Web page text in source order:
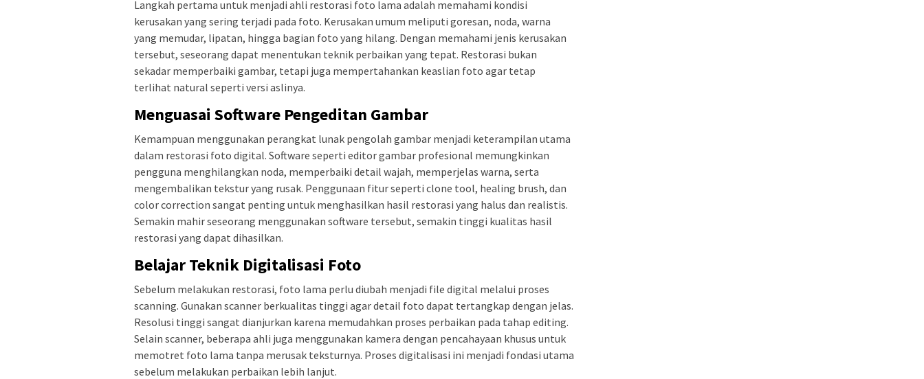
Langkah pertama untuk menjadi ahli restorasi foto lama adalah memahami kondisi
kerusakan yang sering terjadi pada foto. Kerusakan umum meliputi goresan, noda, warna
yang memudar, lipatan, hingga bagian foto yang hilang. Dengan memahami jenis kerusakan
tersebut, seseorang dapat menentukan teknik perbaikan yang tepat. Restorasi bukan
sekadar memperbaiki gambar, tetapi juga mempertahankan keaslian foto agar tetap
terlihat natural seperti versi aslinya.
Menguasai Software Pengeditan Gambar
Kemampuan menggunakan perangkat lunak pengolah gambar menjadi keterampilan utama
dalam restorasi foto digital. Software seperti editor gambar profesional memungkinkan
pengguna menghilangkan noda, memperbaiki detail wajah, memperjelas warna, serta
mengembalikan tekstur yang rusak. Penggunaan fitur seperti clone tool, healing brush, dan
color correction sangat penting untuk menghasilkan hasil restorasi yang halus dan realistis.
Semakin mahir seseorang menggunakan software tersebut, semakin tinggi kualitas hasil
restorasi yang dapat dihasilkan.
Belajar Teknik Digitalisasi Foto
Sebelum melakukan restorasi, foto lama perlu diubah menjadi file digital melalui proses
scanning. Gunakan scanner berkualitas tinggi agar detail foto dapat tertangkap dengan jelas.
Resolusi tinggi sangat dianjurkan karena memudahkan proses perbaikan pada tahap editing.
Selain scanner, beberapa ahli juga menggunakan kamera dengan pencahayaan khusus untuk
memotret foto lama tanpa merusak teksturnya. Proses digitalisasi ini menjadi fondasi utama
sebelum melakukan perbaikan lebih lanjut.